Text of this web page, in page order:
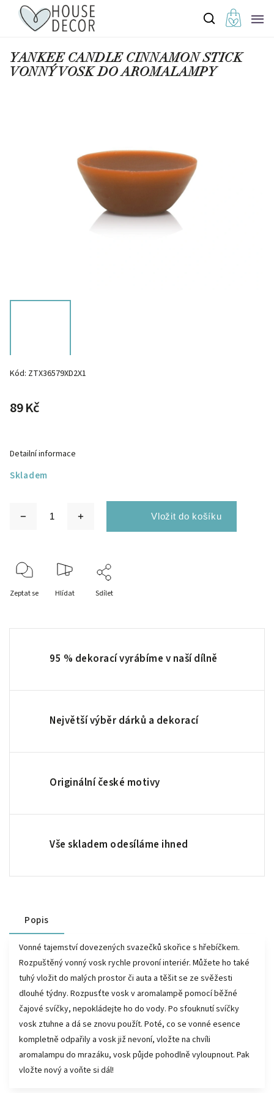
YANKEE CANDLE CINNAMON STICK
VONNÝ VOSK DO AROMALAMPY
Kód: ZTX36579XD2X1
89 Kč
Skladem
Detailní informace
Zeptat se Hlídat Sdílet
95 % dekorací vyrábíme v naší dílně
Největší výběr dárků a dekorací
Originální české motivy
Vše skladem odesíláme ihned
Popis
Vonné tajemství dovezených svazečků skořice s hřebíčkem.
Rozpuštěný vonný vosk rychle provoní interiér. Můžete ho také
tuhý vložit do malých prostor či auta a těšit se ze svěžesti
dlouhé týdny. Rozpusťte vosk v aromalampě pomocí běžné
čajové svíčky, nepokládejte ho do vody. Po sfouknutí svíčky
vosk ztuhne a dá se znovu použít. Poté, co se vonné esence
kompletně odpařily a vosk již nevoní, vložte na chvíli
aromalampu do mrazáku, vosk půjde pohodlně vyloupnout. Pak
vložte nový a voňte si dál!